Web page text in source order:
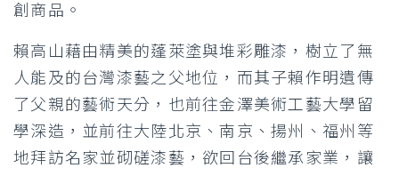
創商品。
賴高山藉由精美的蓬萊塗與堆彩雕漆，樹立了無
人能及的台灣漆藝之父地位，而其子賴作明遺傳
了父親的藝術天分，也前往金澤美術工藝大學留
學深造，並前往大陸北京、南京、揚州、福州等
地拜訪名家並砌磋漆藝，欲回台後繼承家業，讓